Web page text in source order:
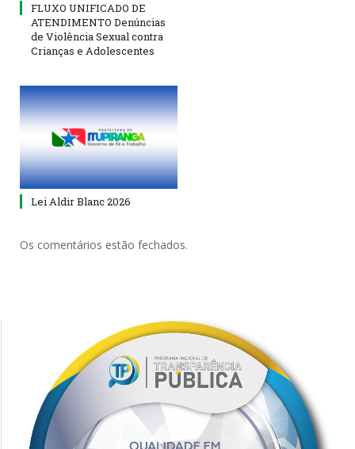
FLUXO UNIFICADO DE
ATENDIMENTO Denúncias
de Violência Sexual contra
Crianças e Adolescentes
Lei Aldir Blanc 2026
Os comentários estão fechados.